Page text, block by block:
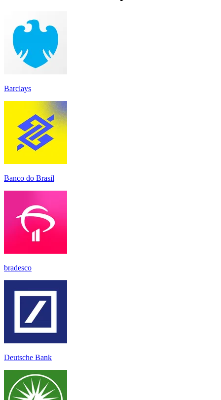
Barclays
Banco do Brasil
bradesco
Deutsche Bank